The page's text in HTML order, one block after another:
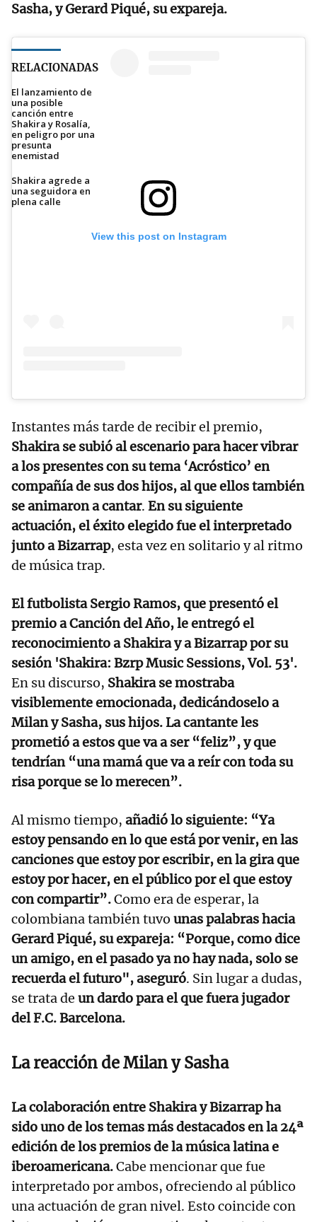
Sasha, y Gerard Piqué, su expareja.
RELACIONADAS
El lanzamiento de
una posible
canción entre
Shakira y Rosalía,
en peligro por una
presunta
enemistad
Shakira agrede a
una seguidora en
plena calle
View this post on Instagram
Instantes más tarde de recibir el premio,
Shakira se subió al escenario para hacer vibrar
a los presentes con su tema ‘Acróstico’ en
compañía de sus dos hijos, al que ellos también
se animaron a cantar. En su siguiente
actuación, el éxito elegido fue el interpretado
junto a Bizarrap, esta vez en solitario y al ritmo
de música trap.
El futbolista Sergio Ramos, que presentó el
premio a Canción del Año, le entregó el
reconocimiento a Shakira y a Bizarrap por su
sesión 'Shakira: Bzrp Music Sessions, Vol. 53'.
En su discurso, Shakira se mostraba
visiblemente emocionada, dedicándoselo a
Milan y Sasha, sus hijos. La cantante les
prometió a estos que va a ser “feliz”, y que
tendrían “una mamá que va a reír con toda su
risa porque se lo merecen”.
Al mismo tiempo, añadió lo siguiente: “Ya
estoy pensando en lo que está por venir, en las
canciones que estoy por escribir, en la gira que
estoy por hacer, en el público por el que estoy
con compartir”.Como era de esperar, la
colombiana también tuvo unas palabras hacia
Gerard Piqué, su expareja: “Porque, como dice
un amigo, en el pasado ya no hay nada, solo se
recuerda el futuro", aseguró. Sin lugar a dudas,
se trata de un dardo para el que fuera jugador
del F.C. Barcelona.
La reacción de Milan y Sasha
La colaboración entre Shakira y Bizarrap ha
sido uno de los temas más destacados en la 24ª
edición de los premios de la música latina e
iberoamericana.Cabe mencionar que fue
interpretado por ambos, ofreciendo al público
una actuación de gran nivel. Esto coincide con